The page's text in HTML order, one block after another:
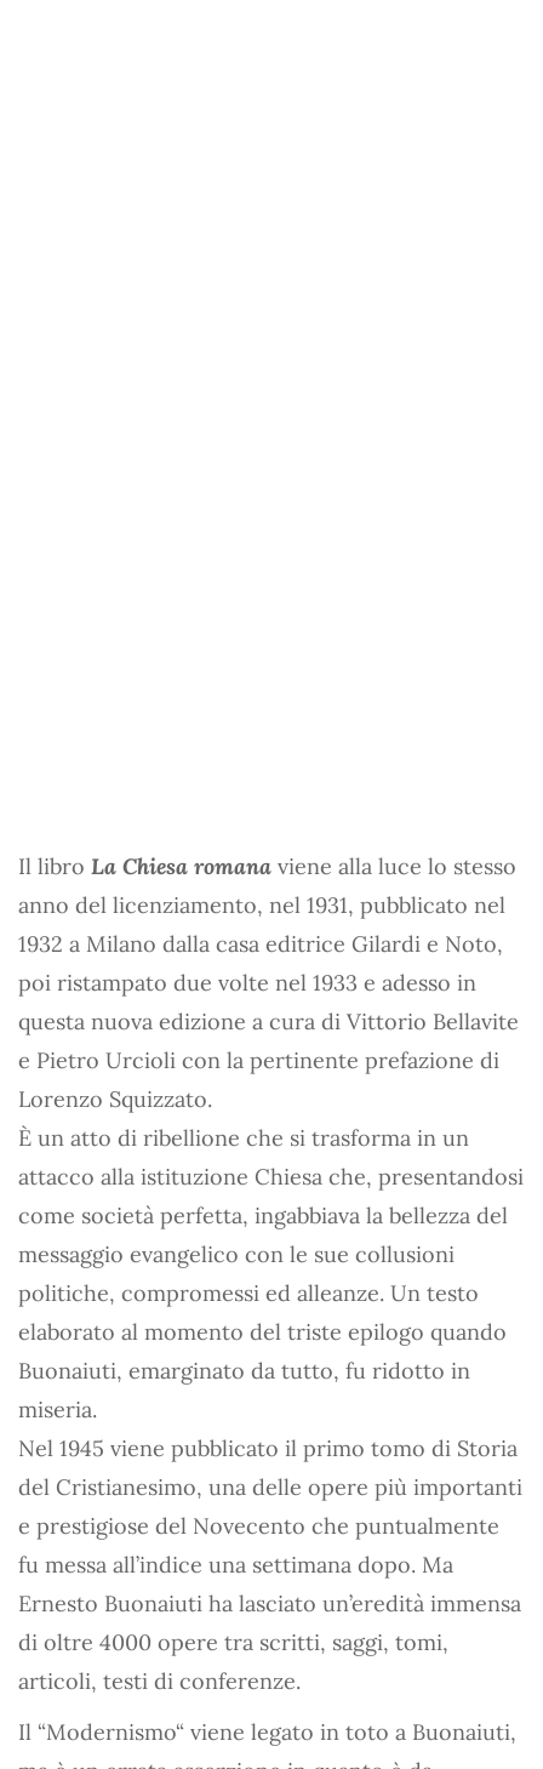
Il libro La Chiesa romana viene alla luce lo stesso
anno del licenziamento, nel 1931, pubblicato nel
1932 a Milano dalla casa editrice Gilardi e Noto,
poi ristampato due volte nel 1933 e adesso in
questa nuova edizione a cura di Vittorio Bellavite
e Pietro Urcioli con la pertinente prefazione di
Lorenzo Squizzato.
È un atto di ribellione che si trasforma in un
attacco alla istituzione Chiesa che, presentandosi
come società perfetta, ingabbiava la bellezza del
messaggio evangelico con le sue collusioni
politiche, compromessi ed alleanze. Un testo
elaborato al momento del triste epilogo quando
Buonaiuti, emarginato da tutto, fu ridotto in
miseria.
Nel 1945 viene pubblicato il primo tomo di Storia
del Cristianesimo, una delle opere più importanti
e prestigiose del Novecento che puntualmente
fu messa all’indice una settimana dopo. Ma
Ernesto Buonaiuti ha lasciato un’eredità immensa
di oltre 4000 opere tra scritti, saggi, tomi,
articoli, testi di conferenze.
Il “Modernismo“ viene legato in toto a Buonaiuti,